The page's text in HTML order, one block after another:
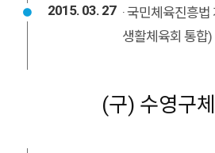
2015. 03. 27 · 국민체육진흥
생활체육회 통합)
(구) 수영구